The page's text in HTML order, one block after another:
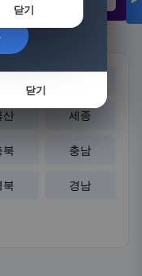
3,308원
산 세종
북 충남
북 경남
닫기
닫기
닫기